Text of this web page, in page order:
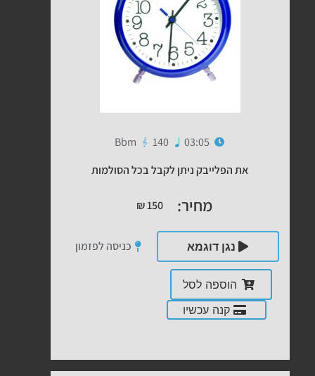
03:05
140
Bbm
את הפלייבק ניתן לקבל בכל הסולמות
מחיר: ₪150
נגן דוגמא כניסה לפזמון
הוספה לסל
קנה עכשיו